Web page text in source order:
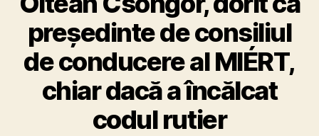
președinte de consiliul
de conducere al MIÉRT,
chiar dacă a încălcat
codul rutier